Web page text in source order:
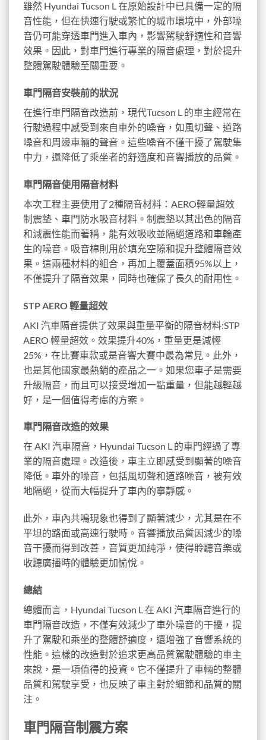
雖然 Hyundai Tucson L 在原始設計中已具備一定的隔
音性能，但在快速行駛或繁忙的城市環境中，外部噪
音仍可能穿透車門進入車內，影響駕駛舒適性和音響
效果。因此，對車門進行專業的隔音處理，對於提升
整體駕駛體驗至關重要。
車門隔音安裝前的狀況
在進行車門隔音改造前，現代Tucson L 的車主經常在
行駛過程中感受到來自車外的噪音，如風切聲、道路
噪音和周邊車輛的聲音。這些噪音不僅干擾了駕駛集
中力，還降低了乘坐者的舒適度和音響播放的品質。
車門隔音使用隔音材料
本次工程主要使用了2種隔音材料：AERO輕量超效
制震墊、車門防水吸音材料。制震墊以其出色的隔音
和減震性能而著稱，能有效吸收並隔絕道路和車輪產
生的噪音。吸音棉則用於填充空隙和提升整體隔音效
果。這兩種材料的組合，再加上覆蓋面積95%以上，
不僅提升了隔音效果，同時也確保了長久的耐用性。
STP AERO 輕量超效
AKI 汽車隔音提供了效果與重量平衡的隔音材料:STP
AERO 輕量超效。效果提升40%，重量更是減輕
25%，在比賽車款或是音響大賽中最為常見。此外，
也是其他國家最熱銷的產品之一。如果您車子是需要
升級隔音，而且可以接受增加一點重量，但能越輕越
好，是一個值得考慮的方案。
車門隔音改造的效果
在 AKI 汽車隔音，Hyundai Tucson L 的車門經過了專
業的隔音處理。改造後，車主立即感受到顯著的噪音
降低。車外的噪音，包括風切聲和道路噪音，被有效
地隔絕，從而大幅提升了車內的寧靜感。
此外，車內共鳴現象也得到了顯著減少，尤其是在不
平坦的路面或高速行駛時。音響播放品質因減少的噪
音干擾而得到改善，音質更加純淨，使得聆聽音樂或
收聽廣播時的體驗更加愉悅。
總結
總體而言，Hyundai Tucson L 在 AKI 汽車隔音進行的
車門隔音改造，不僅有效減少了車外噪音的干擾，提
升了駕駛和乘坐的整體舒適度，還增強了音響系統的
性能。這樣的改造對於追求更高品質駕駛體驗的車主
來說，是一項值得的投資。它不僅提升了車輛的整體
品質和駕駛享受，也反映了車主對於細節和品質的關
注。
車門隔音制震方案